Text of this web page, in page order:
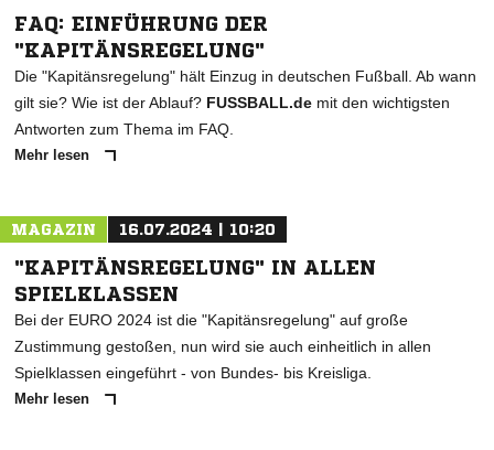
FAQ: EINFÜHRUNG DER
"KAPITÄNSREGELUNG"
Die "Kapitänsregelung" hält Einzug in deutschen Fußball. Ab wann
gilt sie? Wie ist der Ablauf? FUSSBALL.de mit den wichtigsten
Antworten zum Thema im FAQ.
Mehr lesen
MAGAZIN 16.07.2024 | 10:20
"KAPITÄNSREGELUNG" IN ALLEN
SPIELKLASSEN
Bei der EURO 2024 ist die "Kapitänsregelung" auf große
Zustimmung gestoßen, nun wird sie auch einheitlich in allen
Spielklassen eingeführt - von Bundes- bis Kreisliga.
Mehr lesen